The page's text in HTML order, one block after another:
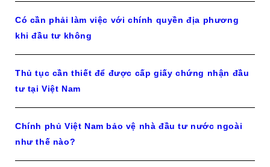
Có cần phải làm việc với chính quyền địa phương
khi đầu tư không
Thủ tục cần thiết để được cấp giấy chứng nhận đầu
tư tại Việt Nam
Chính phủ Việt Nam bảo vệ nhà đầu tư nước ngoài
như thế nào?